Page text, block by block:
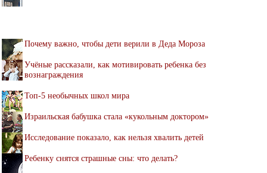
Почему важно, чтобы дети верили в Деда Мороза
Учёные рассказали, как мотивировать ребенка без
вознаграждения
Топ-5 необычных школ мира
Израильская бабушка стала «кукольным доктором»
Исследование показало, как нельзя хвалить детей
Ребенку снятся страшные сны: что делать?